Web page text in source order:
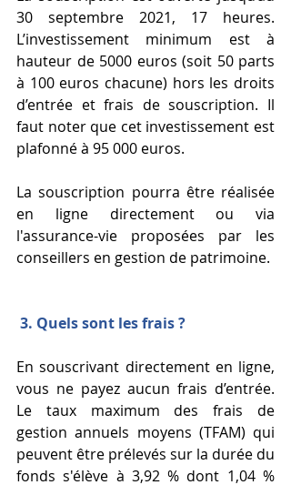
30 septembre 2021, 17 heures.
L’investissement minimum est à
hauteur de 5000 euros (soit 50 parts
à 100 euros chacune) hors les droits
d’entrée et frais de souscription. Il
faut noter que cet investissement est
plafonné à 95 000 euros.
La souscription pourra être réalisée
en ligne directement ou via
l'assurance-vie proposées par les
conseillers en gestion de patrimoine.
3. Quels sont les frais ?
En souscrivant directement en ligne,
vous ne payez aucun frais d’entrée.
Le taux maximum des frais de
gestion annuels moyens (TFAM) qui
peuvent être prélevés sur la durée du
fonds s'élève à 3,92 % dont 1,04 %